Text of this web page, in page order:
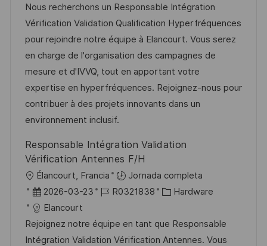
c
a
c
i
ó
n
c
h
a
d
e
p
u
b
i
c
ó
d
e
e
m
p
l
e
o
t
e
g
o
r
í
a
Nous recherchons un Responsable Intégration
Vérification Validation Qualification Hyperfréquences
pour rejoindre notre équipe à Elancourt. Vous serez
en charge de l'organisation des campagnes de
mesure et d'IVVQ, tout en apportant votre
expertise en hyperfréquences. Rejoignez-nous pour
contribuer à des projets innovants dans un
environnement inclusif.
Responsable Intégration Validation
Vérification Antennes F/H
U
b
c
a
Élancourt, Francia
Jornada completa
F
e
c
h
2026-03-23
I
d
e
R0321838
C
t
e
Hardware
Elancourt
Rejoignez notre équipe en tant que Responsable
Intégration Validation Vérification Antennes. Vous